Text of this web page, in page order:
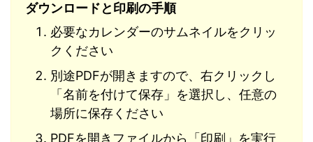
ダウンロードと印刷の手順
必要なカレンダーのサムネイルをクリッ
クください
別途PDFが開きますので、右クリックし
「名前を付けて保存」を選択し、任意の
場所に保存ください
PDFを開きファイルから「印刷」を実行